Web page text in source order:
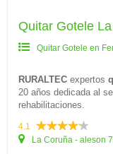
Quitar Gotele
Quitar Gotele en
RURALTEC expertos
20 años dedicada al
rehabilitaciones.
4.1
La Coruña - aleson